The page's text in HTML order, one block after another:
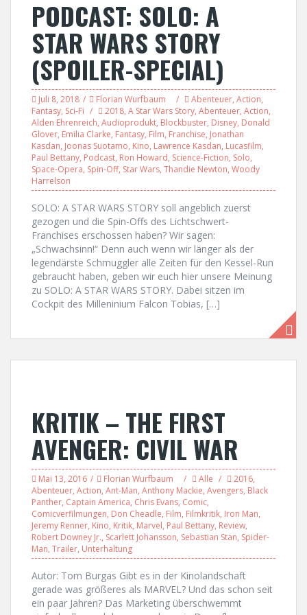
PODCAST: SOLO: A
STAR WARS STORY
(SPOILER-SPECIAL)
Juli 8, 2018 Florian Wurfbaum Abenteuer, Action,
Fantasy, Sci-Fi 2018, A Star Wars Story, Abenteuer, Action,
Alden Ehrenreich, Audioprodukt, Blockbuster, Disney, Donald
Glover, Emilia Clarke, Fantasy, Film, Franchise, Jonathan
Kasdan, Joonas Suotamo, Kino, Lawrence Kasdan, Lucasfilm,
Paul Bettany, Podcast, Ron Howard, Science-Fiction, Solo,
Space-Opera, Spin-Off, Star Wars, Thandie Newton, Woody
Harrelson
SOLO: A STAR WARS STORY soll angeblich zuerst
gezogen und die Spin-Offs des Lichtschwert-
Franchises erschossen haben? Wir sagen:
„Schwachsinn!“ Denn auch wenn wir länger als der
legendärste Schmuggler alle Zeiten für den Kessel-Run
gebraucht haben, geben wir euch hier unsere Meinung
zu SOLO: A STAR WARS STORY. Dabei sitzen im
Cockpit des Milleninium Falcon Tobias, […]
KRITIK – THE FIRST
AVENGER: CIVIL WAR
Mai 13, 2016 Florian Wurfbaum Alle 2016,
Abenteuer, Action, Ant-Man, Anthony Mackie, Avengers, Black
Panther, Captain America, Chris Evans, Comic,
Comicverfilmungen, Don Cheadle, Film, Filmkritik, Iron Man,
Jeremy Renner, Kino, Kritik, Marvel, Paul Bettany, Review,
Robert Downey Jr., Scarlett Johansson, Sebastian Stan, Spider-
Man, Trailer, Unterhaltung
Autor: Tom Burgas Gibt es in der Kinolandschaft
gerade was größeres als MARVEL? Und das schon seit
ein paar Jahren? Das Marketing überschwemmt